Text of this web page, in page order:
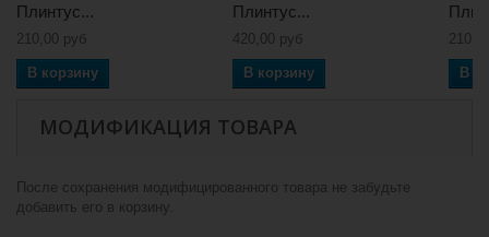
Плинтус...
210,00 руб
В корзину
Плинтус...
420,00 руб
В корзину В
МОДИФИКАЦИЯ ТОВАРА
После сохранения модифицированного товара не забудьте
добавить его в корзину.